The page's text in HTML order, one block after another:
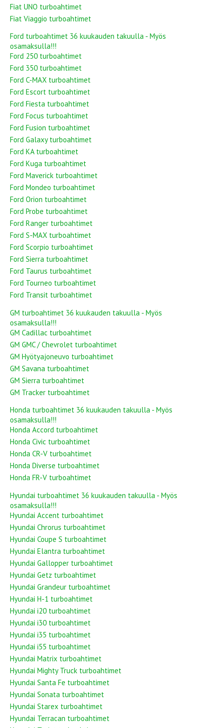
Fiat UNO turboahtimet
Fiat Viaggio turboahtimet
Ford turboahtimet 36 kuukauden takuulla - Myös
osamaksulla!!!
Ford 250 turboahtimet
Ford 350 turboahtimet
Ford C-MAX turboahtimet
Ford Escort turboahtimet
Ford Fiesta turboahtimet
Ford Focus turboahtimet
Ford Fusion turboahtimet
Ford Galaxy turboahtimet
Ford KA turboahtimet
Ford Kuga turboahtimet
Ford Maverick turboahtimet
Ford Mondeo turboahtimet
Ford Orion turboahtimet
Ford Probe turboahtimet
Ford Ranger turboahtimet
Ford S-MAX turboahtimet
Ford Scorpio turboahtimet
Ford Sierra turboahtimet
Ford Taurus turboahtimet
Ford Tourneo turboahtimet
Ford Transit turboahtimet
GM turboahtimet 36 kuukauden takuulla - Myös
osamaksulla!!!
GM Cadillac turboahtimet
GM GMC / Chevrolet turboahtimet
GM Hyötyajoneuvo turboahtimet
GM Savana turboahtimet
GM Sierra turboahtimet
GM Tracker turboahtimet
Honda turboahtimet 36 kuukauden takuulla - Myös
osamaksulla!!!
Honda Accord turboahtimet
Honda Civic turboahtimet
Honda CR-V turboahtimet
Honda Diverse turboahtimet
Honda FR-V turboahtimet
Hyundai turboahtimet 36 kuukauden takuulla - Myös
osamaksulla!!!
Hyundai Accent turboahtimet
Hyundai Chrorus turboahtimet
Hyundai Coupe S turboahtimet
Hyundai Elantra turboahtimet
Hyundai Gallopper turboahtimet
Hyundai Getz turboahtimet
Hyundai Grandeur turboahtimet
Hyundai H-1 turboahtimet
Hyundai i20 turboahtimet
Hyundai i30 turboahtimet
Hyundai i35 turboahtimet
Hyundai i55 turboahtimet
Hyundai Matrix turboahtimet
Hyundai Mighty Truck turboahtimet
Hyundai Santa Fe turboahtimet
Hyundai Sonata turboahtimet
Hyundai Starex turboahtimet
Hyundai Terracan turboahtimet